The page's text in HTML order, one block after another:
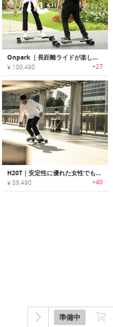
準備中
Onpark ｜長距離ライドが楽しめるデュアルブラシレスハブモーター搭載パワフルEスケートボード「ファインド3」
¥ 108,490 +27
H20T｜安定性に優れた女性でも簡単に乗れるお手軽eスケートボード 「H20T」
¥ 89,490 +40